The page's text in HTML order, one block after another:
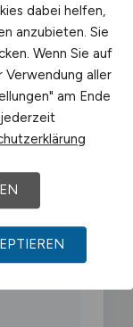
dabei helfen,
anzubieten. Sie
Wenn Sie auf
Verwendung aller
am Ende